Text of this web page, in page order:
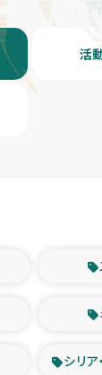
活
シリア